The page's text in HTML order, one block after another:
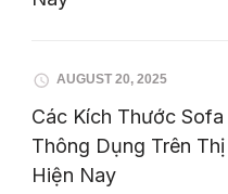
AUGUST 20, 2025
Các Kích Thước Sofa
Thông Dụng Trên
Hiện Nay